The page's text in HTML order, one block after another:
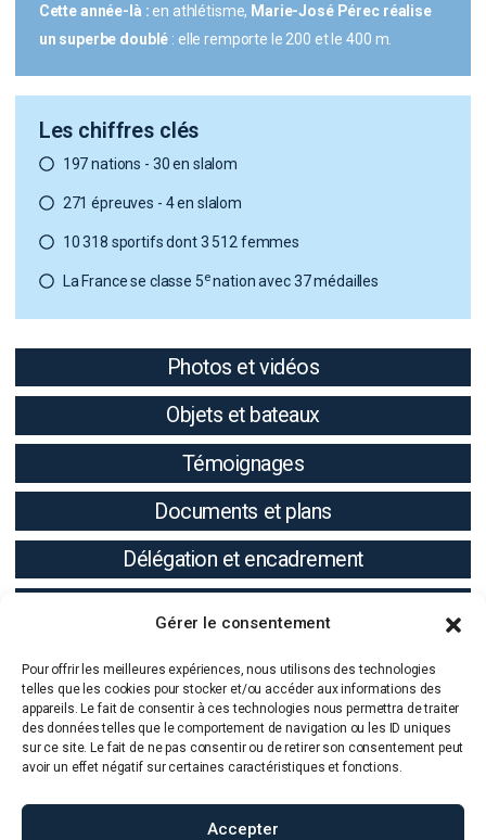
Gérer le consentement
Pour offrir les meilleures expériences, nous utilisons des technologies
telles que les cookies pour stocker et/ou accéder aux informations des
appareils. Le fait de consentir à ces technologies nous permettra de traiter
des données telles que le comportement de navigation ou les ID uniques
sur ce site. Le fait de ne pas consentir ou de retirer son consentement peut
avoir un effet négatif sur certaines caractéristiques et fonctions.
Accepter
Cette année-là : en athlétisme, Marie-José Pérec réalise
un superbe doublé : elle remporte le 200 et le 400 m.
Les chiffres clés
197 nations - 30 en slalom
271 épreuves - 4 en slalom
10 318 sportifs dont 3 512 femmes
La France se classe 5enation avec 37 médailles
Photos et vidéos
Objets et bateaux
Témoignages
Documents et plans
Délégation et encadrement